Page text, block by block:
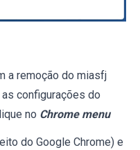
a remoção do miasfj
configurações do
no Chrome menu
do Google Chrome) e